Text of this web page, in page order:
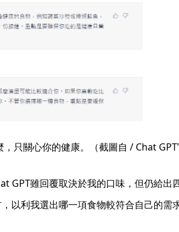
只關心你的健康。（截圖自 / Chat GPT
GPT雖回覆取決於我的口味，但仍給
以利我選出哪一項食物較符合自己的需